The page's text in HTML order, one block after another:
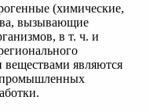
(химические,
вызывающие
в т. ч. и
веществами являются
промышленных